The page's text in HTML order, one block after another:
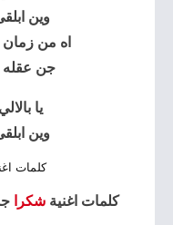
وين
اه من
جن عقله
يا
وين
كلمات
كلمات اغنية شكرا